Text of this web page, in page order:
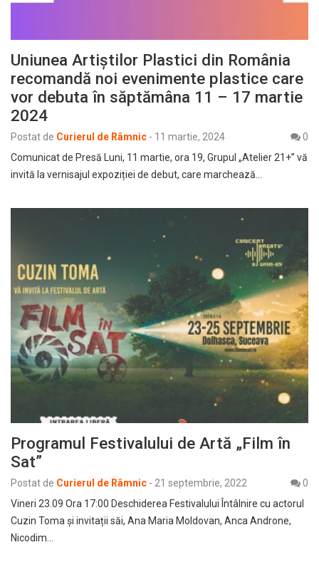
Uniunea Artiștilor Plastici din România
recomandă noi evenimente plastice care
vor debuta în săptămâna 11 – 17 martie
2024
Postat de Curierul de Râmnic - 11 martie, 2024
0
Comunicat de Presă Luni, 11 martie, ora 19, Grupul „Atelier 21+” vă
invită la vernisajul expoziției de debut, care marchează…
Programul Festivalului de Artă „Film în
Sat”
Postat de Curierul de Râmnic - 21 septembrie, 2022
0
Vineri 23.09 Ora 17:00 Deschiderea Festivalului Întâlnire cu actorul
Cuzin Toma și invitații săi, Ana Maria Moldovan, Anca Androne,
Nicodim…